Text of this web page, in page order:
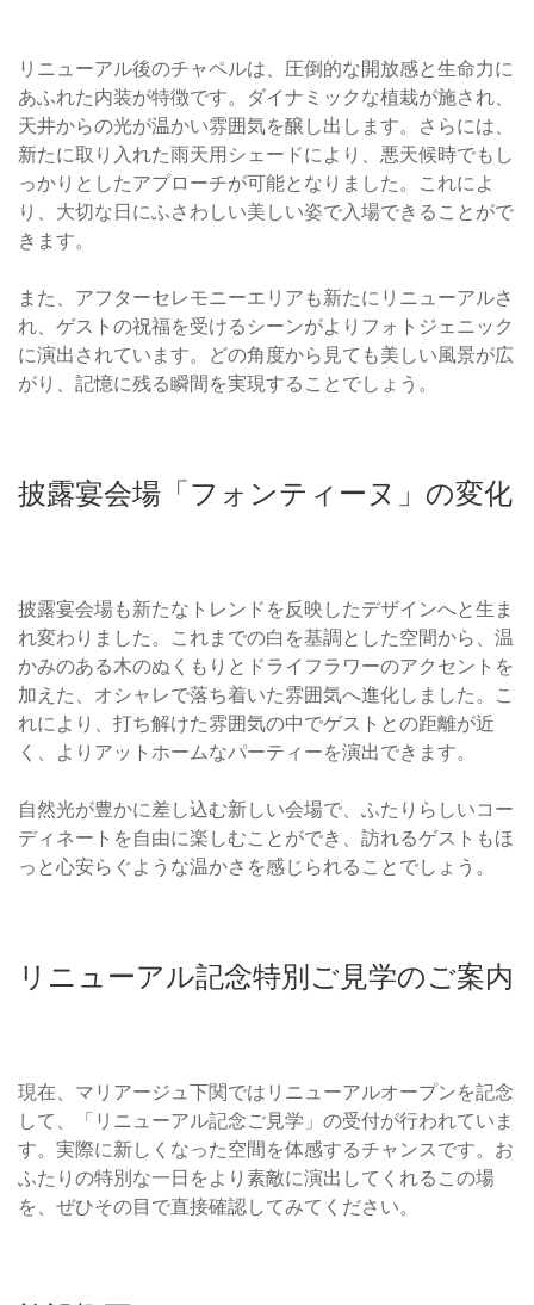
リニューアル後のチャペルは、圧倒的な開放感と生命力に
あふれた内装が特徴です。ダイナミックな植栽が施され、
天井からの光が温かい雰囲気を醸し出します。さらには、
新たに取り入れた雨天用シェードにより、悪天候時でもし
っかりとしたアプローチが可能となりました。これによ
り、大切な日にふさわしい美しい姿で入場できることがで
きます。
また、アフターセレモニーエリアも新たにリニューアルさ
れ、ゲストの祝福を受けるシーンがよりフォトジェニック
に演出されています。どの角度から見ても美しい風景が広
がり、記憶に残る瞬間を実現することでしょう。
披露宴会場「フォンティーヌ」の変化
披露宴会場も新たなトレンドを反映したデザインへと生ま
れ変わりました。これまでの白を基調とした空間から、温
かみのある木のぬくもりとドライフラワーのアクセントを
加えた、オシャレで落ち着いた雰囲気へ進化しました。こ
れにより、打ち解けた雰囲気の中でゲストとの距離が近
く、よりアットホームなパーティーを演出できます。
自然光が豊かに差し込む新しい会場で、ふたりらしいコー
ディネートを自由に楽しむことができ、訪れるゲストもほ
っと心安らぐような温かさを感じられることでしょう。
リニューアル記念特別ご見学のご案内
現在、マリアージュ下関ではリニューアルオープンを記念
して、「リニューアル記念ご見学」の受付が行われていま
す。実際に新しくなった空間を体感するチャンスです。お
ふたりの特別な一日をより素敵に演出してくれるこの場
を、ぜひその目で直接確認してみてください。